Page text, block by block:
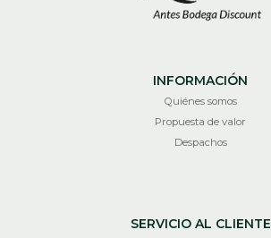
INFORMACIÓN
Quiénes somos
Propuesta de valor
Despachos
SERVICIO AL CLIENTE